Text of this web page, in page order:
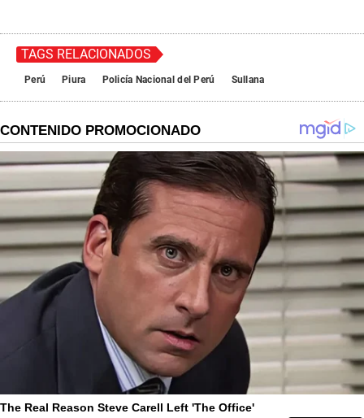
TAGS RELACIONADOS
Perú Piura Policía Nacional del Perú Sullana